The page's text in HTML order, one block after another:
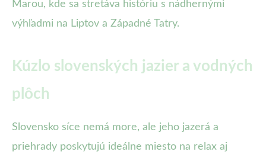
Marou, kde sa stretáva históriu s nádhernými
výhľadmi na Liptov a Západné Tatry.
Kúzlo slovenských jazier a vodných
plôch
Slovensko síce nemá more, ale jeho jazerá a
priehrady poskytujú ideálne miesto na relax aj